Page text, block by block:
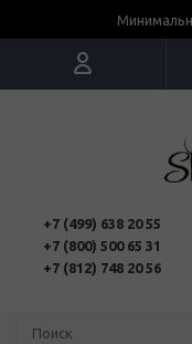
+7 (499) 638 20 55
+7 (800) 500 65 31
+7 (812) 748 20 56